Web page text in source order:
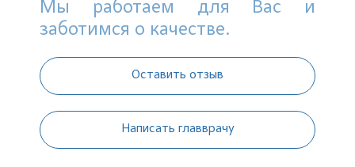
Мы работаем для Вас и
заботимся о качестве.
Оставить отзыв
Написать главврачу